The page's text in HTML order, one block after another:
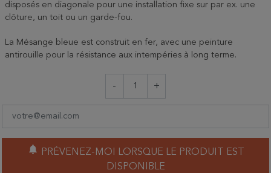
disposés en diagonale pour une installation fixe sur par ex. une
clôture, un toit ou un garde-fou.
La Mésange bleue est construit en fer, avec une peinture
antirouille pour la résistance aux intempéries à long terme.
- +
notifications
DISPONIBLE